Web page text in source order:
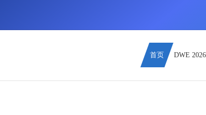
首页 DWE 2026